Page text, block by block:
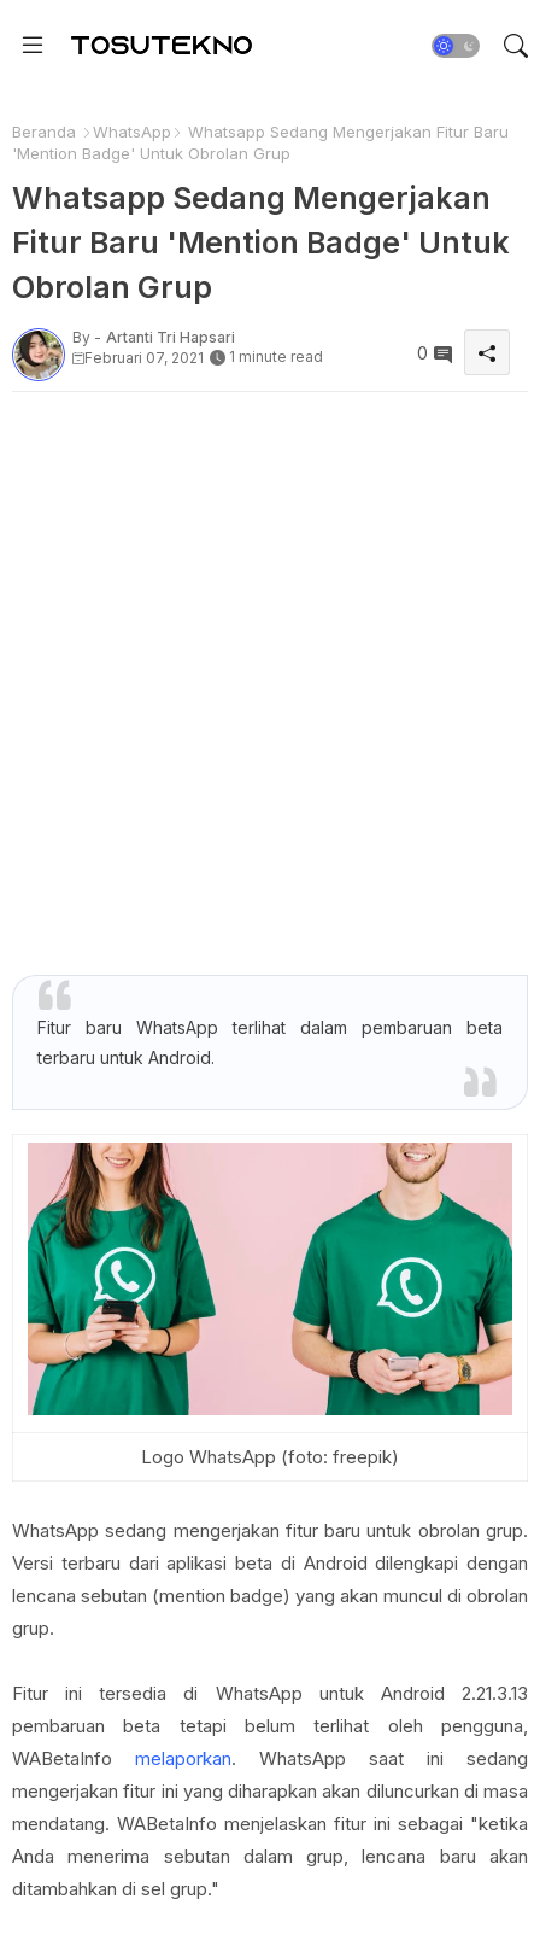
Beranda WhatsApp
Whatsapp Sedang Mengerjakan Fitur Baru
'Mention Badge' Untuk Obrolan Grup
Whatsapp Sedang Mengerjakan
Fitur Baru 'Mention Badge' Untuk
Obrolan Grup
By - Artanti Tri Hapsari
Februari 07, 2021
1 minute read 0
Fitur baru WhatsApp terlihat dalam pembaruan beta
terbaru untuk Android.
Logo WhatsApp (foto: freepik)
WhatsApp sedang mengerjakan fitur baru untuk obrolan grup.
Versi terbaru dari aplikasi beta di Android dilengkapi dengan
lencana sebutan (mention badge) yang akan muncul di obrolan
grup.
Fitur ini tersedia di WhatsApp untuk Android 2.21.3.13
pembaruan beta tetapi belum terlihat oleh pengguna,
WABetaInfo melaporkan. WhatsApp saat ini sedang
mengerjakan fitur ini yang diharapkan akan diluncurkan di masa
mendatang. WABetaInfo menjelaskan fitur ini sebagai "ketika
Anda menerima sebutan dalam grup, lencana baru akan
ditambahkan di sel grup."